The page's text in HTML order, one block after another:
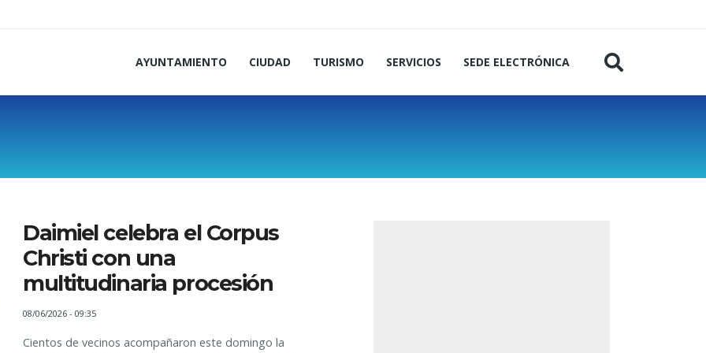
AYUNTAMIENTO CIUDAD TURISMO SERVICIOS SEDE ELECTRÓNICA
Daimiel celebra el Corpus
Christi con una
multitudinaria procesión
08/06/2026 - 09:35
Cientos de vecinos acompañaron este domingo la